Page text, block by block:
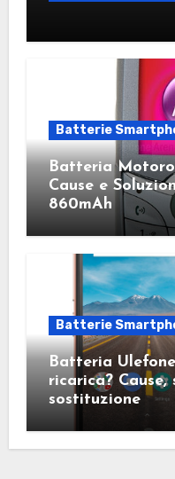
Batterie
Batteria
Cause e
860mAh
Batterie
Batteria
ricarica?
sostituzione